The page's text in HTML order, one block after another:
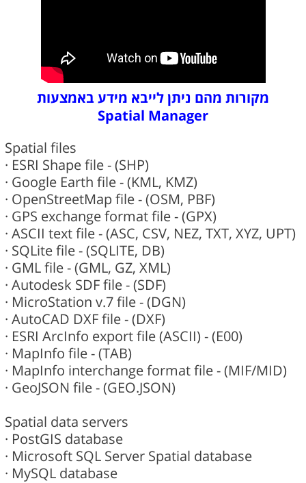
מקורות מהם ניתן לייבא מידע באמצעות
Spatial Manager
Spatial files
· ESRI Shape file - (SHP)
· Google Earth file - (KML, KMZ)
· OpenStreetMap file - (OSM, PBF)
· GPS exchange format file - (GPX)
· ASCII text file - (ASC, CSV, NEZ, TXT, XYZ, UPT)
· SQLite file - (SQLITE, DB)
· GML file - (GML, GZ, XML)
· Autodesk SDF file - (SDF)
· MicroStation v.7 file - (DGN)
· AutoCAD DXF file - (DXF)
· ESRI ArcInfo export file (ASCII) - (E00)
· MapInfo file - (TAB)
· MapInfo interchange format file - (MIF/MID)
· GeoJSON file - (GEO.JSON)
Spatial data servers
· PostGIS database
· Microsoft SQL Server Spatial database
· MySQL database